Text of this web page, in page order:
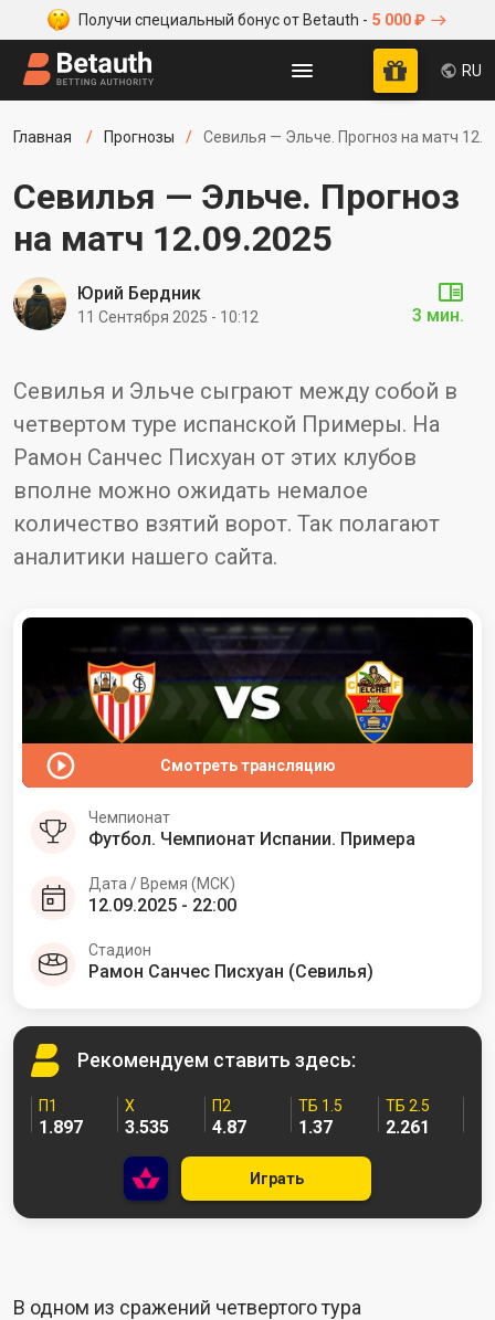
Получи специальный бонус от Betauth - 5 000 ₽
RU
Главная Прогнозы Севилья — Эльче. Прогноз на матч
Севилья — Эльче. Прогноз
на матч 12.09.2025
Севилья и Эльче сыграют между собой в
четвертом туре испанской Примеры. На
Рамон Санчес Писхуан от этих клубов
вполне можно ожидать немалое
количество взятий ворот. Так полагают
аналитики нашего сайта.
Юрий Бердник
11 Сентября 2025 - 10:12 3 мин.
Смотреть трансляцию
Чемпионат
Футбол. Чемпионат Испании. Примера
Дата / Время (МСК)
12.09.2025 - 22:00
Стадион
Рамон Санчес Писхуан (Севилья)
Рекомендуем ставить здесь:
П1
1.897
X
3.535
П2
4.87
ТБ 1.5
1.37
ТБ 2.5
2.261
Играть
В одном из сражений четвертого тура